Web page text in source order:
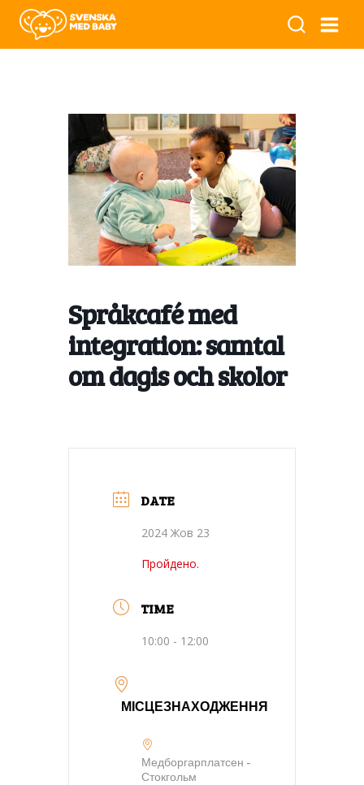
Språkcafé med
integration: samtal
om dagis och skolor
DATE
2024 Жов 23
Пройдено.
TIME
10:00 - 12:00
МІСЦЕЗНАХОДЖЕННЯ
Медборгарплатсен -
Стокгольм